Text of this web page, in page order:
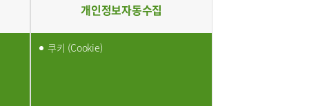
개인정보자동수집
쿠키 (Cookie)